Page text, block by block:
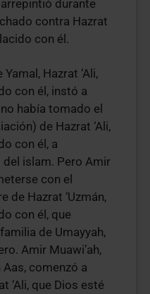
durante
contra Hazrat
con él.
Hazrat ‘Ali,
con él, instó a
había tomado el
de Hazrat ‘Ali,
con él, a
islam. Pero Amir
con el
de Hazrat ‘Uzmán,
con él, que
de Umayyah,
Amir Muawi’ah,
comenzó a
‘Ali, que Dios esté